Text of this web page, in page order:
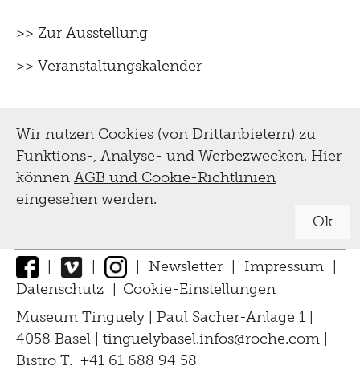
>> Zur Ausstellung
>> Veranstaltungskalender
Wir nutzen Cookies (von Drittanbietern) zu
Funktions-, Analyse- und Werbezwecken. Hier
können AGB und Cookie-Richtlinien
eingesehen werden.
Ok
| | | Newsletter | Impressum |
Datenschutz
Cookie-Einstellungen
Museum Tinguely | Paul Sacher-Anlage 1 |
4058 Basel | tinguelybasel.infos@roche.com
Bistro T. +41 61 688 94 58